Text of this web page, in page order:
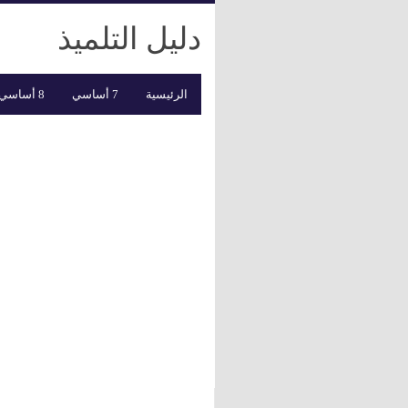
دليل التلميذ
الرئيسية 7 أساسي 8 أساسي